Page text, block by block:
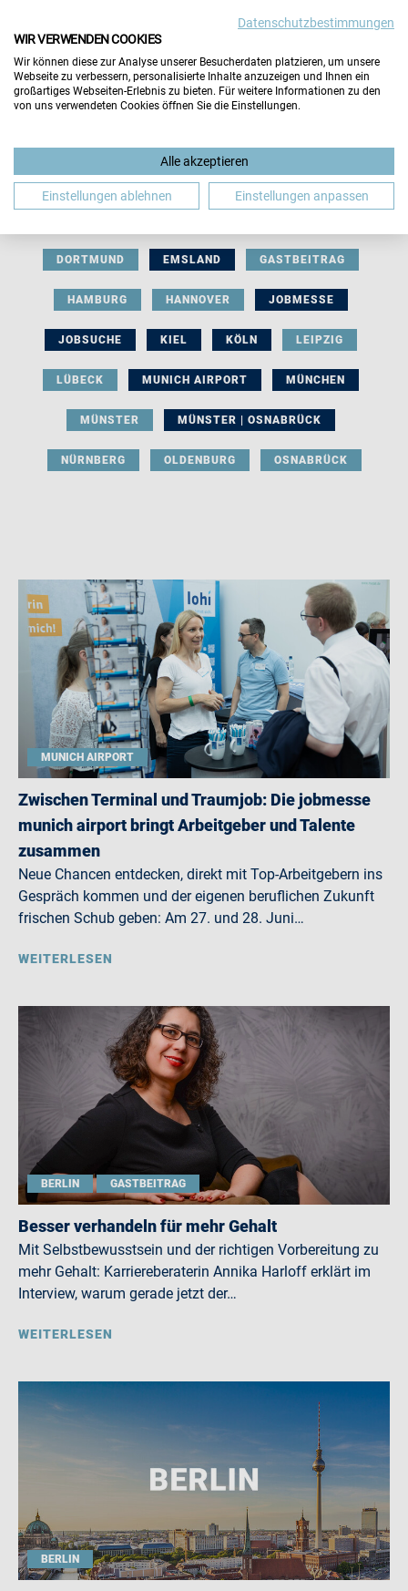
BERUFLICHE ORIENTIERUNG BEWERBUNG
DORTMUND EMSLAND GASTBEITRAG
HAMBURG HANNOVER JOBMESSE
JOBSUCHE KIEL KÖLN LEIPZIG
LÜBECK MUNICH AIRPORT MÜNCHEN
MÜNSTER MÜNSTER | OSNABRÜCK
NÜRNBERG OLDENBURG OSNABRÜCK
MUNICH AIRPORT
Zwischen Terminal und Traumjob: Die jobmesse
munich airport bringt Arbeitgeber und Talente
zusammen
Neue Chancen entdecken, direkt mit Top-Arbeitgebern ins
Gespräch kommen und der eigenen beruflichen Zukunft
frischen Schub geben: Am 27. und 28. Juni…
WEITERLESEN
BERLIN GASTBEITRAG
Besser verhandeln für mehr Gehalt
Mit Selbstbewusstsein und der richtigen Vorbereitung zu
mehr Gehalt: Karriereberaterin Annika Harloff erklärt im
Interview, warum gerade jetzt der…
WEITERLESEN
BERLIN
Datenschutzbestimmungen
WIR VERWENDEN COOKIES
Wir können diese zur Analyse unserer Besucherdaten platzieren, um unsere
Webseite zu verbessern, personalisierte Inhalte anzuzeigen und Ihnen ein
großartiges Webseiten-Erlebnis zu bieten. Für weitere Informationen zu den
von uns verwendeten Cookies öffnen Sie die Einstellungen.
Alle akzeptieren
Einstellungen ablehnen Einstellungen anpassen